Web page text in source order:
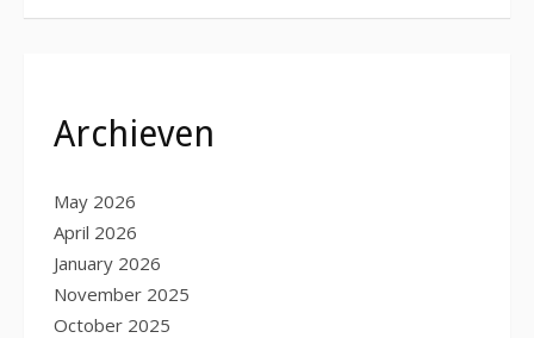
Archieven
May 2026
April 2026
January 2026
November 2025
October 2025